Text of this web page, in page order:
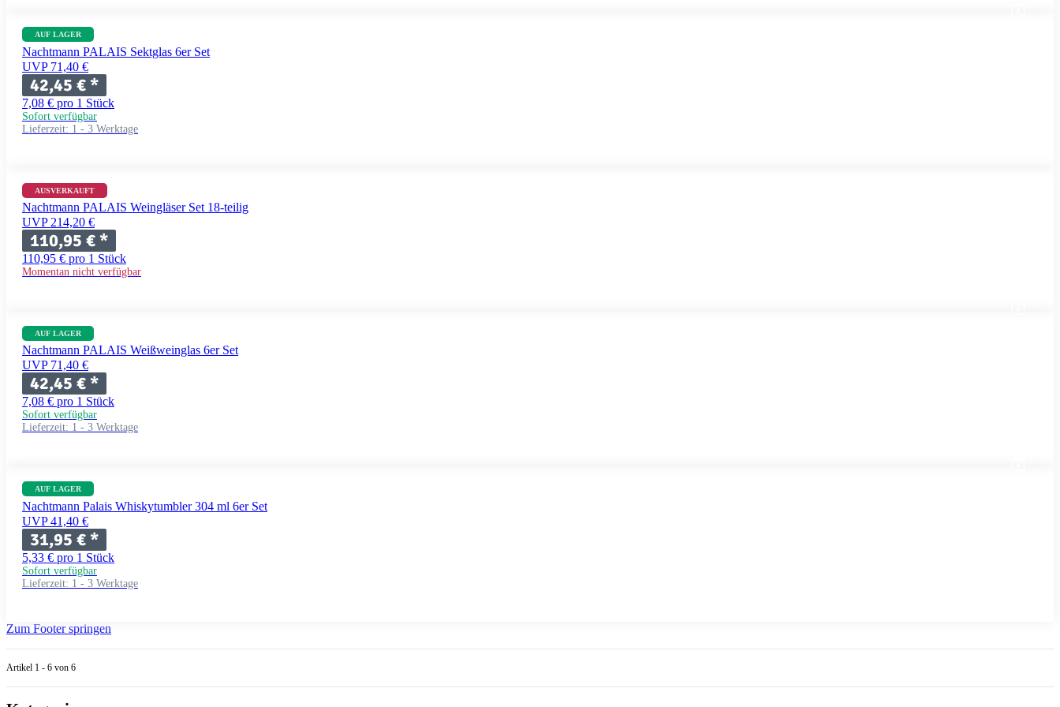
AUF LAGER
Nachtmann PALAIS Sektglas 6er Set
UVP 71,40 €
42,45 € *
7,08 € pro 1 Stück
Sofort verfügbar
Lieferzeit: 1 - 3 Werktage
AUSVERKAUFT
Nachtmann PALAIS Weingläser Set 18-teilig
UVP 214,20 €
110,95 € *
110,95 € pro 1 Stück
Momentan nicht verfügbar
AUF LAGER
Nachtmann PALAIS Weißweinglas 6er Set
UVP 71,40 €
42,45 € *
7,08 € pro 1 Stück
Sofort verfügbar
Lieferzeit: 1 - 3 Werktage
AUF LAGER
Nachtmann Palais Whiskytumbler 304 ml 6er Set
UVP 41,40 €
31,95 € *
5,33 € pro 1 Stück
Sofort verfügbar
Lieferzeit: 1 - 3 Werktage
Zum Footer springen
Artikel 1 - 6 von 6